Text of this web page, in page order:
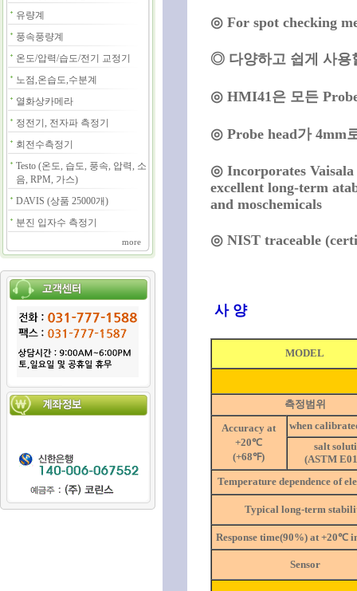
유량계
풍속풍량계
온도/압력/습도/전기 교정기
노점,온습도,수분계
열화상카메라
정전기, 전자파 측정기
회전수측정기
Testo (온도, 습도, 풍속, 압력, 소
음, RPM, 가스)
DAVIS (상품 25000개)
분진 입자수 측정기
more
◎ For spot checking
◎ 다양하고 쉽게 사용
◎ HMI41은 모든
◎ Probe head가 4mm
◎ Incorporates
excellent long-term
and moschemicals
◎ NIST traceable
사 양
MODEL
측정범위
Accuracy at
+20℃
(+68℉)
when
salt
(ASTM
Temperature dependence of
Typical long-term
Response time(90%) at +20℃
Sensor